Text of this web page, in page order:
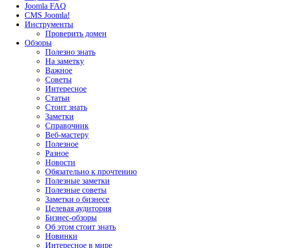
Joomla FAQ
CMS Joomla!
Инструменты
Проверить домен
Обзоры
Полезно знать
На заметку
Важное
Советы
Интересное
Статьи
Стоит знать
Заметки
Справочник
Веб-мастеру
Полезное
Разное
Новости
Обязательно к прочтению
Полезные заметки
Полезные советы
Заметки о бизнесе
Целевая аудитория
Бизнес-обзоры
Об этом стоит знать
Новинки
Интересное в мире